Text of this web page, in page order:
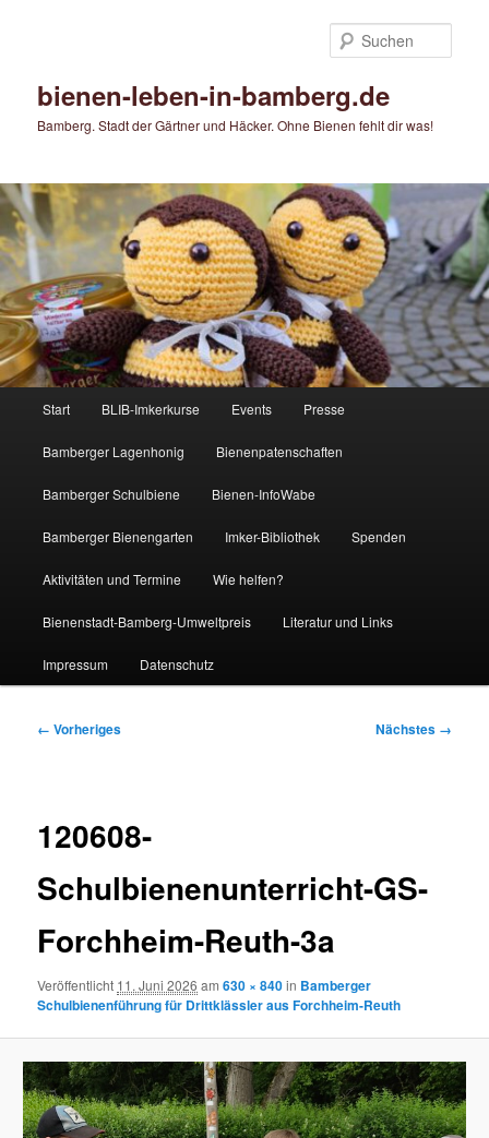
bienen-leben-in-bamberg.de
Bamberg. Stadt der Gärtner und Häcker. Ohne Bienen fehlt dir was!
Start BLIB-Imkerkurse Events Presse
Bamberger Lagenhonig Bienenpatenschaften
Bamberger Schulbiene Bienen-InfoWabe
Bamberger Bienengarten Imker-Bibliothek Spenden
Aktivitäten und Termine Wie helfen?
Bienenstadt-Bamberg-Umweltpreis Literatur und Links
Impressum Datenschutz
Bilder-
← Vorheriges Nächstes →
120608-
Schulbienenunterricht-GS-
Forchheim-Reuth-3a
Veröffentlicht 11. Juni 2026 am630 × 840in Bamberger
Schulbienenführung für Drittklässler aus Forchheim-Reuth